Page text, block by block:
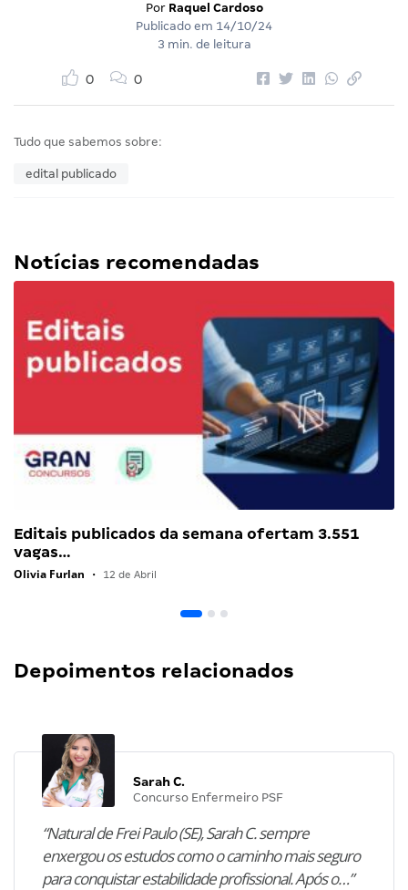
Por Raquel Cardoso
Publicado em 14/10/24
3 min. de leitura
0 0
Tudo que sabemos sobre:
edital publicado
Notícias recomendadas
Editais publicados da semana ofertam 3.551
vagas…
Olivia Furlan • 12 de Abril
Depoimentos relacionados
Sarah C.
Concurso Enfermeiro PSF
“Natural de Frei Paulo (SE), Sarah C. sempre
enxergou os estudos como o caminho mais seguro
para conquistar estabilidade profissional. Após o…”